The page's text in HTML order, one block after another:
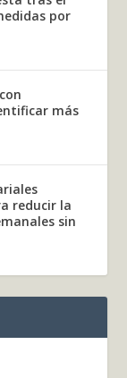
por
más
reducir la
sin